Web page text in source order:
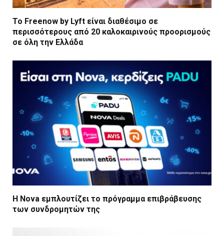
Το Freenow by Lyft είναι διαθέσιμο σε
περισσότερους από 20 καλοκαιρινούς προορισμούς
σε όλη την Ελλάδα
Η Nova εμπλουτίζει το πρόγραμμα επιβράβευσης
των συνδρομητών της